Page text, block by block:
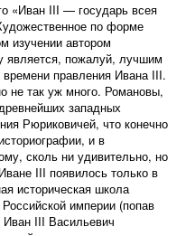
«Иван III — государь всея
по форме
изучении автором
является, пожалуй, лучшим
времени правления Ивана III.
не так уж много. Романовы,
западных
Рюриковичей, что конечно
и в
сколь ни удивительно, но
III появилось только в
историческая школа
империи (попав
Иван III Васильевич